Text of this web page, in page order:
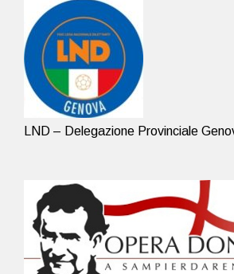
LND – Delegazione Provinciale